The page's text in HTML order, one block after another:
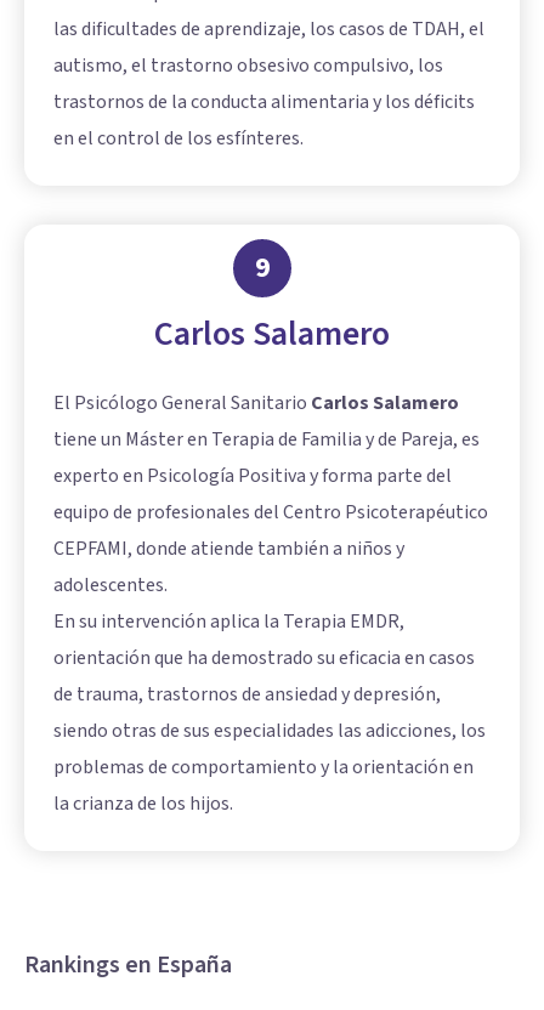
las dificultades de aprendizaje, los casos de TDAH, el
autismo, el trastorno obsesivo compulsivo, los
trastornos de la conducta alimentaria y los déficits
en el control de los esfínteres.
9
Carlos Salamero
El Psicólogo General Sanitario Carlos Salamero
tiene un Máster en Terapia de Familia y de Pareja, es
experto en Psicología Positiva y forma parte del
equipo de profesionales del Centro Psicoterapéutico
CEPFAMI, donde atiende también a niños y
adolescentes.
En su intervención aplica la Terapia EMDR,
orientación que ha demostrado su eficacia en casos
de trauma, trastornos de ansiedad y depresión,
siendo otras de sus especialidades las adicciones, los
problemas de comportamiento y la orientación en
la crianza de los hijos.
Rankings en España